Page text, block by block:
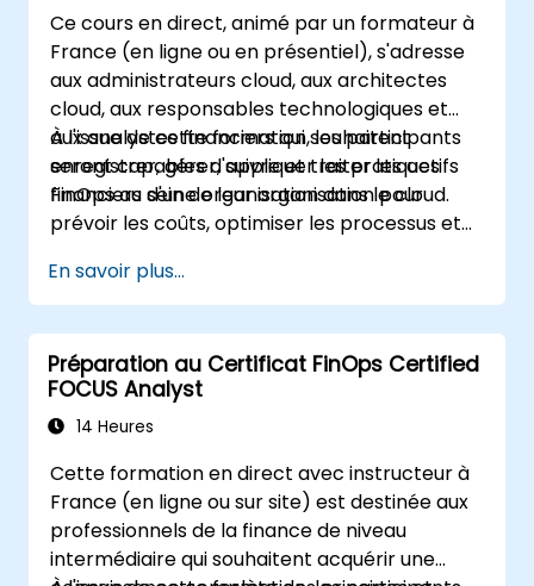
exploiter la boîte à outils analytique complète
d'Excel pour des calculs financiers complexes
et des rapports.
Ce cours en direct, animé par un formateur à
France (en ligne ou en présentiel), s'adresse
aux administrateurs cloud, aux architectes
cloud, aux responsables technologiques et
aux analystes financiers qui souhaitent
enregistrer, gérer, suivre et traiter les actifs
financiers d'une organisation dans le cloud.
À l'issue de cette formation, les participants
seront capables d'appliquer les pratiques
FinOps au sein de leur organisation pour
prévoir les coûts, optimiser les processus et
dans le cloud.
En savoir plus...
Préparation au Certificat FinOps Certified
FOCUS Analyst
14 Heures
Cette formation en direct avec instructeur à
France (en ligne ou sur site) est destinée aux
professionnels de la finance de niveau
intermédiaire qui souhaitent acquérir une